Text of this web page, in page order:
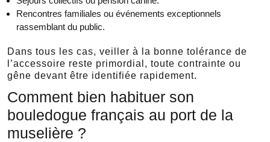
Rencontres familiales ou événements exceptionnels
rassemblant du public.
Dans tous les cas, veiller à la bonne tolérance de
l’accessoire reste primordial, toute contrainte ou
gêne devant être identifiée rapidement.
Comment bien habituer son
bouledogue français au port de la
muselière ?